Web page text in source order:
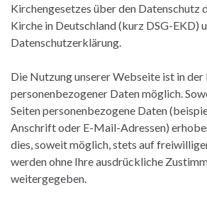
Kirchengesetzes über den Datenschutz
Kirche in Deutschland (kurz DSG-EKD)
Datenschutzerklärung.
Die Nutzung unserer Webseite ist in der
personenbezogener Daten möglich.
Seiten personenbezogene Daten
Anschrift oder E-Mail-Adressen)
dies, soweit möglich, stets auf
werden ohne Ihre ausdrückliche
weitergegeben.